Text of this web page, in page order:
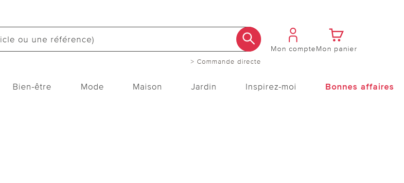
> Commande directe
Mon compteMon panier
Bien-être Mode Maison Jardin Inspirez-moi Bonnes affaires